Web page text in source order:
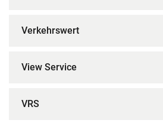
Verkehrswert
View Service
VRS